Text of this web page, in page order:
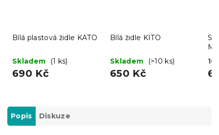
Bílá plastová židle KATO
Skladem (1 ks)
690 Kč
Bílá židle KITO
Skladem (>10 ks)
650 Kč
10
Popis Diskuze